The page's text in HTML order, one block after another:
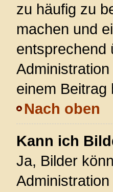
zu häufig zu
machen und
entsprechend
einem Beitrag
Nach oben
Kann ich
Ja, Bilder